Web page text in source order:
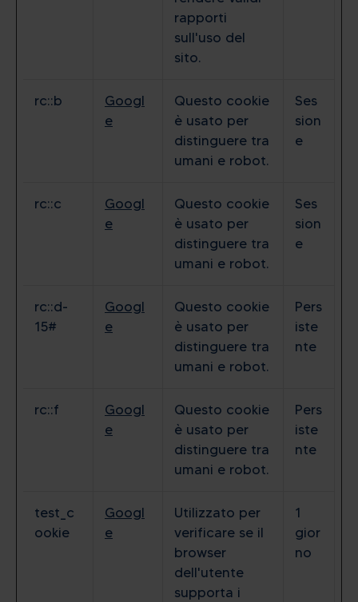
rapporti
sull'uso del
sito.
rc::b
Googl
e
Questo cookie
è usato per
distinguere tra
umani e robot.
Ses
sion
e
rc::c
Googl
e
Questo cookie
è usato per
distinguere tra
umani e robot.
Ses
sion
e
rc::d-
15#
Googl
e
Questo cookie
è usato per
distinguere tra
umani e robot.
Pers
iste
nte
rc::f
Googl
e
Questo cookie
è usato per
distinguere tra
umani e robot.
Pers
iste
nte
test_c
ookie
Googl
e
Utilizzato per
verificare se il
browser
dell'utente
supporta i
1
gior
no